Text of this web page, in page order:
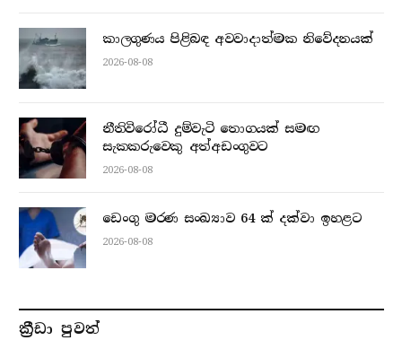
කාලගුණය පිළිබඳ අවවාදාත්මක නිවේදනයක්
2026-08-08
නීතිවිරෝධී දුම්වැටි තොගයක් සමඟ
සැකකරුවෙකු අත්අඩංගුවට
2026-08-08
ඩෙංගු මරණ සංඛ්‍යාව 64 ක් දක්වා ඉහළට
2026-08-08
ක්‍රීඩා පුවත්